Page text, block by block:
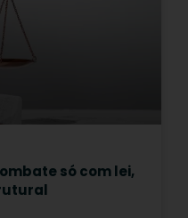
só com lei,